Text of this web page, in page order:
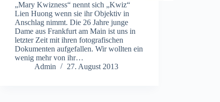
„Mary Kwizness“ nennt sich „Kwiz“
Lien Huong wenn sie ihr Objektiv in
Anschlag nimmt. Die 26 Jahre junge
Dame aus Frankfurt am Main ist uns in
letzter Zeit mit ihren fotografischen
Dokumenten aufgefallen. Wir wollten ein
wenig mehr von ihr…
Admin
27. August 2013